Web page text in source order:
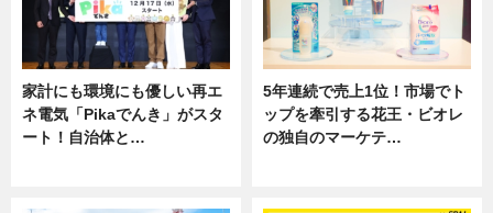
家計にも環境にも優しい再エ
ネ電気「Pikaでんき」がスタ
ート！自治体と…
5年連続で売上1位！市場でト
ップを牽引する花王・ビオレ
の独自のマーケテ…